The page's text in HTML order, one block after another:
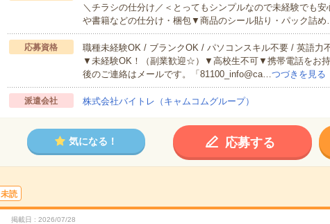
＼チラシの仕分け／＜とってもシンプルなので未経験でも
や書籍などの仕分け・梱包▼商品のシール貼り・パック詰め…
応募資格
職種未経験OK / ブランクOK / パソコンスキル不要 / 英語力
▼未経験OK！（副業歓迎☆）▼高校生不可▼携帯電話をお
後のご連絡はメールです。「81100_info@ca… つづきを見る
派遣会社 株式会社バイトレ（キャムコムグループ）
気になる！ 応募する
未読
掲載日 2026/07/28